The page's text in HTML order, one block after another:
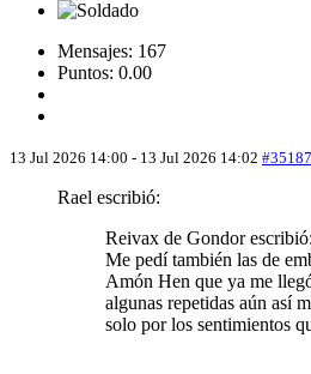
Mensajes: 167
Puntos: 0.00
13 Jul 2026 14:00 - 13 Jul 2026 14:02
Rael escribió:
Reivax de Gondor escribió:
Me pedí también las de
Amón Hen que ya me
algunas repetidas aún así
solo por los sentimientos